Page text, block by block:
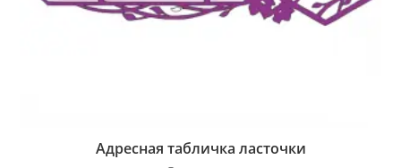
Адресная табличка ласточки